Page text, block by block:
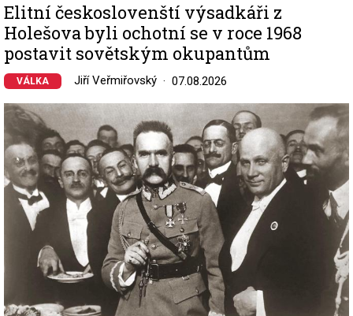
Elitní českoslovenští výsadkáři z
Holešova byli ochotní se v roce 1968
postavit sovětským okupantům
VÁLKA Jiří Veřmiřovský 07.08.2026
Image